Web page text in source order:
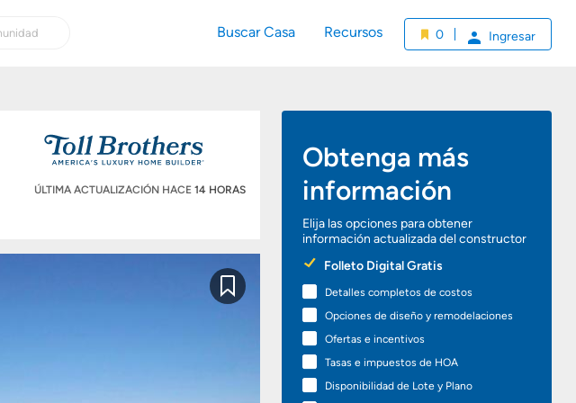
Buscar Casa Recursos 0 Ingresar
ÚLTIMA ACTUALIZACIÓN HACE 14 HORAS
Obtenga más
información
Elija las opciones para obtener
información actualizada del constructor
Preferred
Options
Folleto Digital Gratis
Detalles completos de costos
Opciones de diseño y remodelaciones
Ofertas e incentivos
Tasas e impuestos de HOA
Disponibilidad de Lote y Plano
Guardar